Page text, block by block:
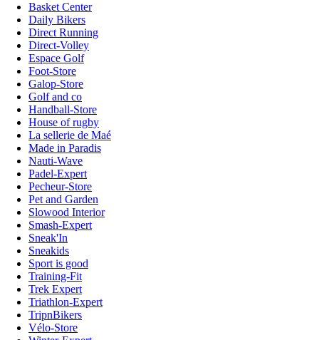
Basket Center
Daily Bikers
Direct Running
Direct-Volley
Espace Golf
Foot-Store
Galop-Store
Golf and co
Handball-Store
House of rugby
La sellerie de Maé
Made in Paradis
Nauti-Wave
Padel-Expert
Pecheur-Store
Pet and Garden
Slowood Interior
Smash-Expert
Sneak'In
Sneakids
Sport is good
Training-Fit
Trek Expert
Triathlon-Expert
TripnBikers
Vélo-Store